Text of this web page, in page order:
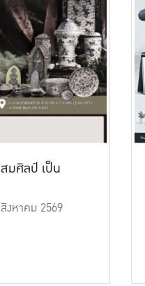
มศิลป์ เป็น
งหาคม 2569